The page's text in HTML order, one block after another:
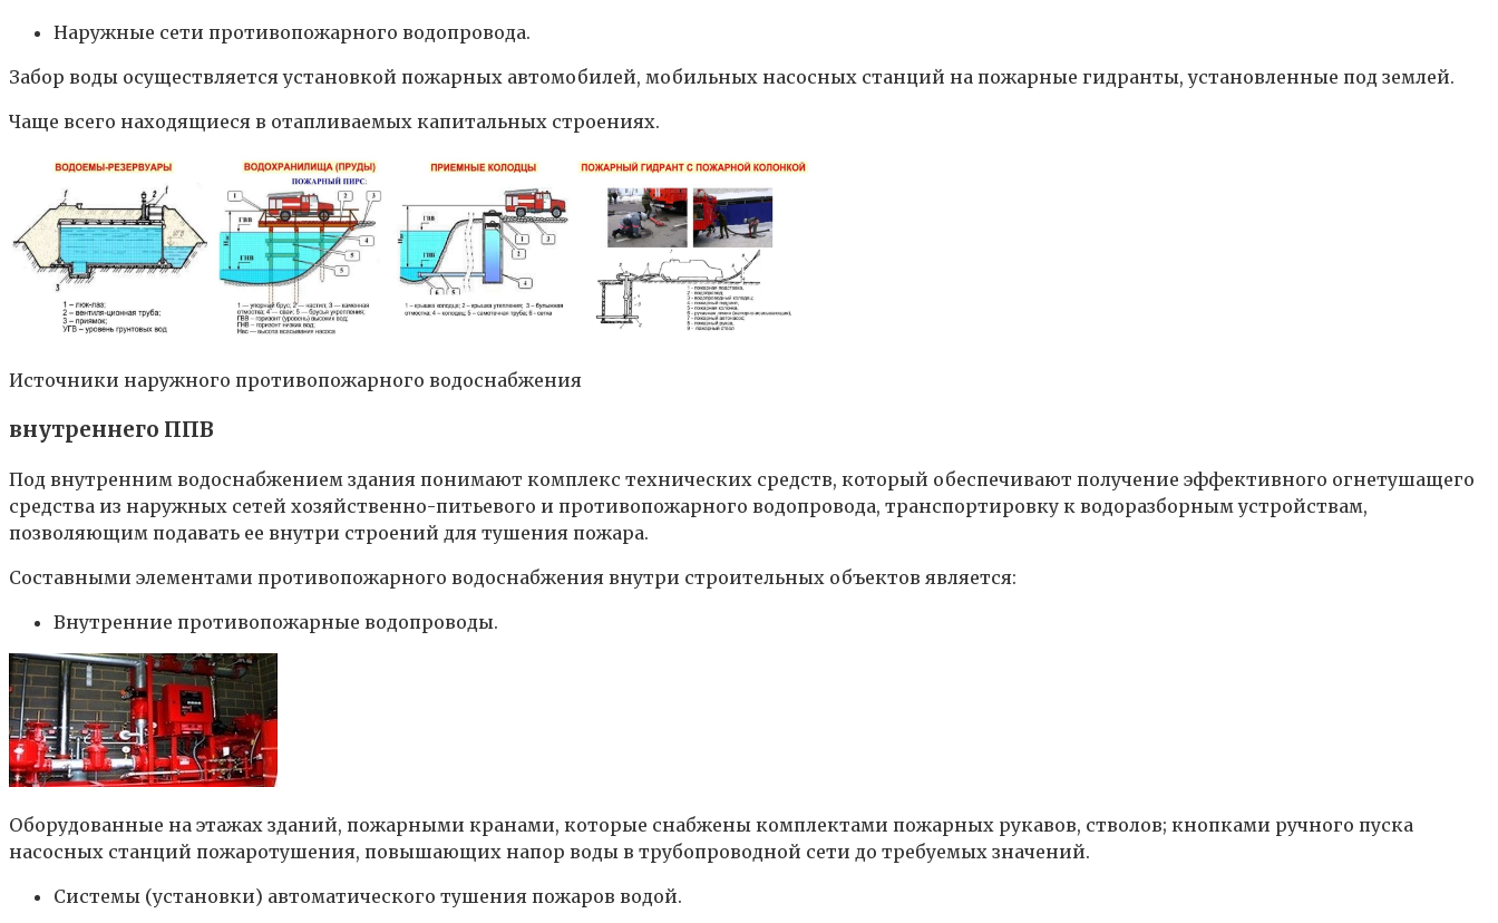
Наружные сети противопожарного водопровода.
Забор воды осуществляется установкой пожарных автомобилей, мобильных насосных станций на пожарные гидранты, установленные под землей.
Чаще всего находящиеся в отапливаемых капитальных строениях.
Источники наружного противопожарного водоснабжения
внутреннего ППВ
Под внутренним водоснабжением здания понимают комплекс технических средств, который обеспечивают получение эффективного огнетушащего
средства из наружных сетей хозяйственно-питьевого и противопожарного водопровода, транспортировку к водоразборным устройствам,
позволяющим подавать ее внутри строений для тушения пожара.
Составными элементами противопожарного водоснабжения внутри строительных объектов является:
Внутренние противопожарные водопроводы.
Оборудованные на этажах зданий, пожарными кранами, которые снабжены комплектами пожарных рукавов, стволов; кнопками ручного пуска
насосных станций пожаротушения, повышающих напор воды в трубопроводной сети до требуемых значений.
Системы (установки) автоматического тушения пожаров водой.